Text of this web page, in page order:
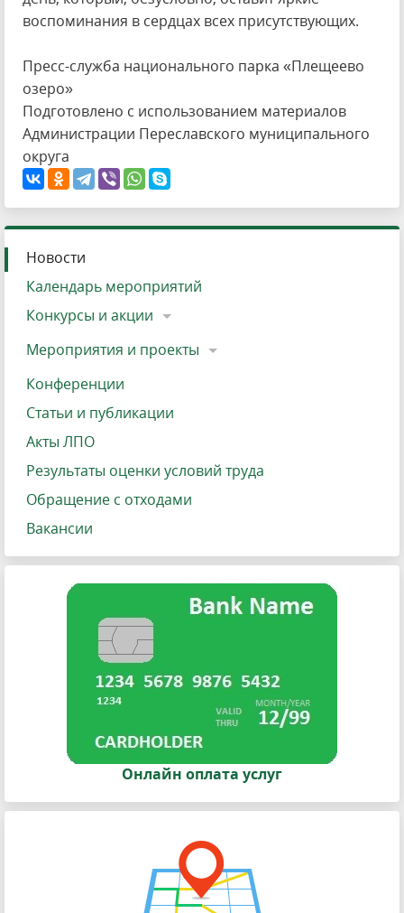
воспоминания в сердцах всех присутствующих.
Пресс-служба национального парка «Плещеево
озеро»
Подготовлено с использованием материалов
Администрации Переславского муниципального
округа
Новости
Календарь мероприятий
Конкурсы и акции
Мероприятия и проекты
Конференции
Статьи и публикации
Акты ЛПО
Результаты оценки условий труда
Обращение с отходами
Вакансии
Онлайн оплата услуг